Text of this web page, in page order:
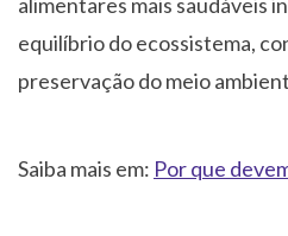
equilíbrio do ecossistema,
preservação do meio
Saiba mais em: Por que